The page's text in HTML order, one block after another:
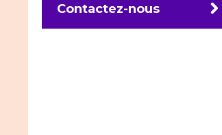
Contactez-nous